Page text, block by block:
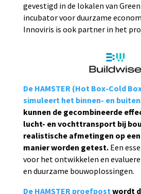
gevestigd in de lokalen van
incubator voor duurzame
Innoviris is ook partner in het
De HAMSTER (Hot Box-Cold
simuleert het binnen- en
kunnen de gecombineerde
lucht- en vochttransport bij
realistische afmetingen op
manier worden getest.Een
voor het ontwikkelen en
en duurzame bouwoplossingen.
De HAMSTER proefpostwordt